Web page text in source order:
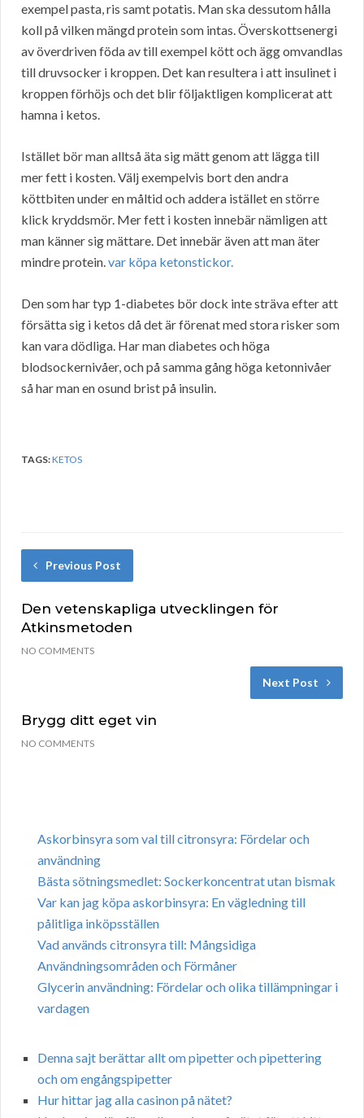
exempel pasta, ris samt potatis. Man ska dessutom hålla
koll på vilken mängd protein som intas. Överskottsenergi
av överdriven föda av till exempel kött och ägg omvandlas
till druvsocker i kroppen. Det kan resultera i att insulinet i
kroppen förhöjs och det blir följaktligen komplicerat att
hamna i ketos.
Istället bör man alltså äta sig mätt genom att lägga till
mer fett i kosten. Välj exempelvis bort den andra
köttbiten under en måltid och addera istället en större
klick kryddsmör. Mer fett i kosten innebär nämligen att
man känner sig mättare. Det innebär även att man äter
mindre protein.var köpa ketonstickor.
Den som har typ 1-diabetes bör dock inte sträva efter att
försätta sig i ketos då det är förenat med stora risker som
kan vara dödliga. Har man diabetes och höga
blodsockernivåer, och på samma gång höga ketonnivåer
så har man en osund brist på insulin.
TAGS:KETOS
Previous Post
Den vetenskapliga utvecklingen för
Atkinsmetoden
NO COMMENTS
Next Post
Brygg ditt eget vin
NO COMMENTS
Askorbinsyra som val till citronsyra: Fördelar och
användning
Bästa sötningsmedlet: Sockerkoncentrat utan bismak
Var kan jag köpa askorbinsyra: En vägledning till
pålitliga inköpsställen
Vad används citronsyra till: Mångsidiga
Användningsområden och Förmåner
Glycerin användning: Fördelar och olika tillämpningar i
vardagen
Denna sajt berättar allt om pipetter och pipettering
och om engångspipetter
Hur hittar jag alla casinon på nätet?